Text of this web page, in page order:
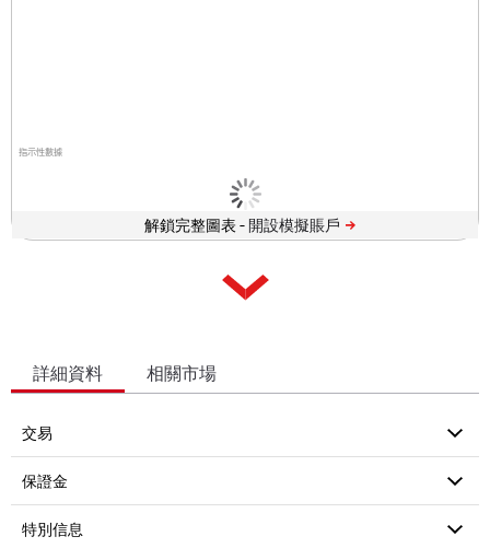
指示性數據
解鎖完整圖表 -
詳細資料 相關市場